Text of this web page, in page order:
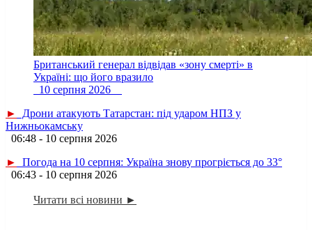
Британський генерал відвідав «зону смерті» в
Україні: що його вразило
10 серпня 2026
►
Дрони атакують Татарстан: під ударом НПЗ у
Нижньокамську
06:48 - 10 серпня 2026
►
Погода на 10 серпня: Україна знову прогріється до 33°
06:43 - 10 серпня 2026
Читати всі новини ►